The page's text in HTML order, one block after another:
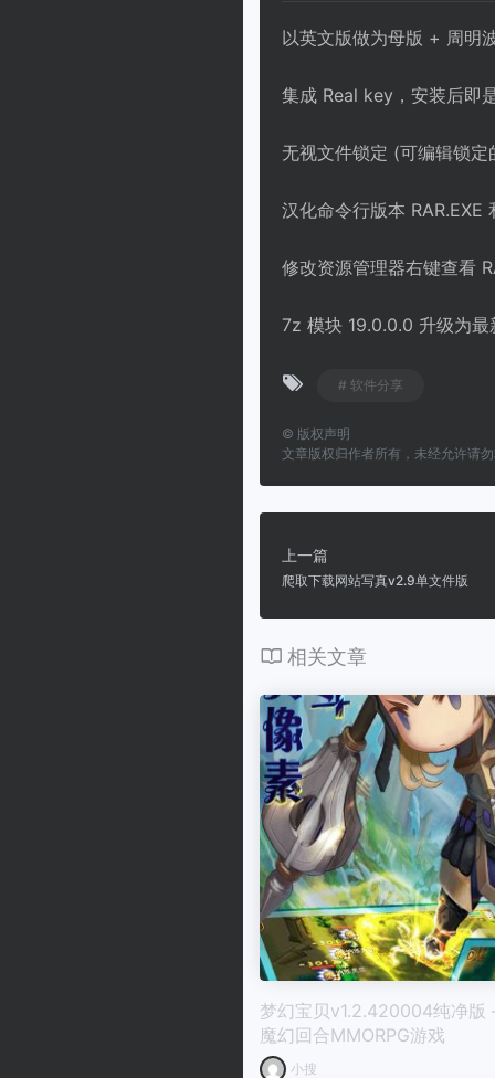
以英文版做为母版 + 周明
集成 Real key，安装后即
无视文件锁定 (可编辑锁
汉化命令行版本 RAR.EXE
修改资源管理器右键查看
7z 模块 19.0.0.0 升级为最
# 软件分享
© 版权声明
文章版权归作者所有，未经允许请
上一篇
爬取下载网站写真v2.9单文件版
相关文章
梦幻宝贝v1.2.420004纯净版
魔幻回合MMORPG游戏
小搜